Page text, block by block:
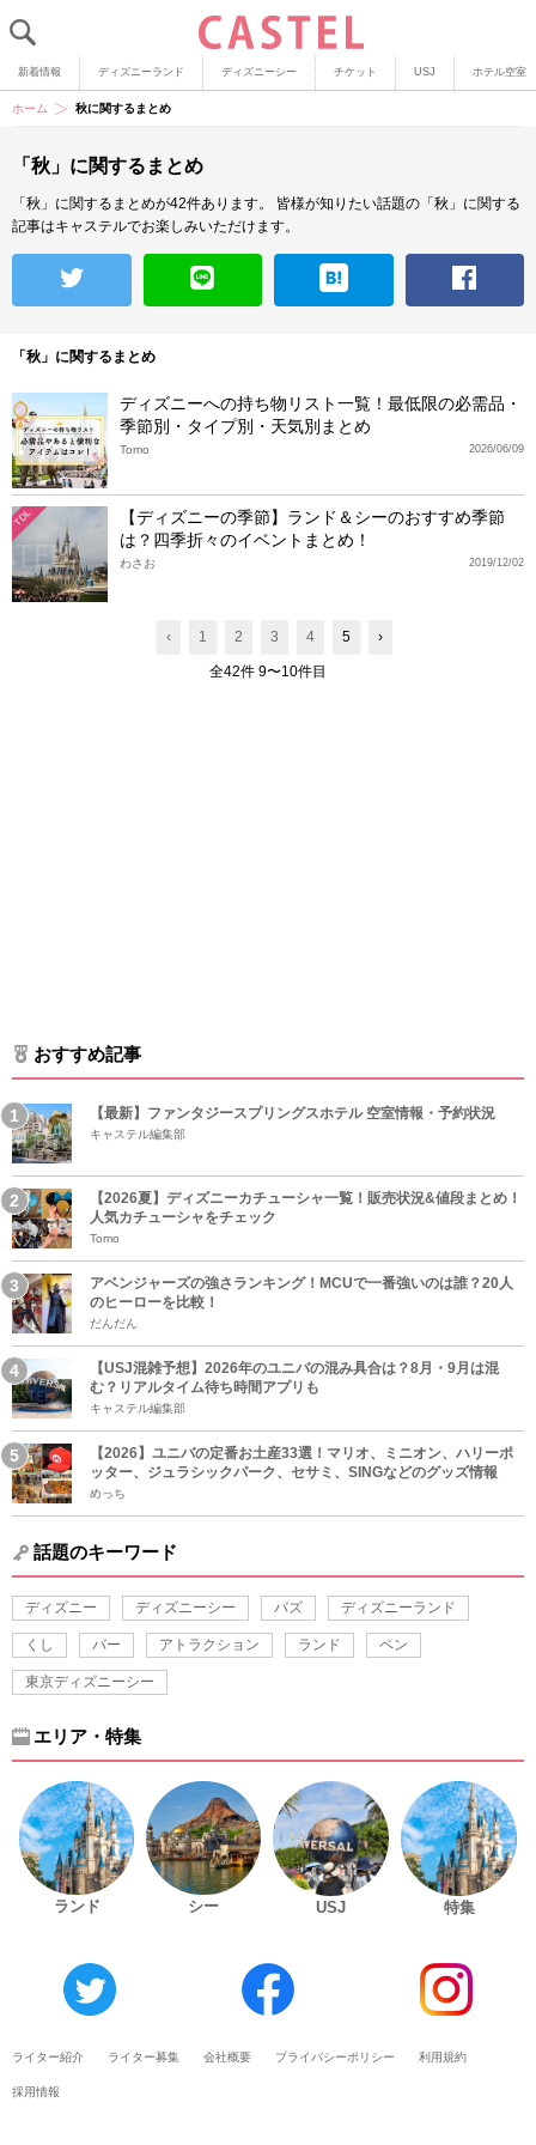
新着情報 ディズニーランド ディズニーシー チケット USJ ホテル空室
ホーム 秋に関するまとめ
「秋」に関するまとめ
「秋」に関するまとめが42件あります。
皆様が知りたい話題の「秋」に関する
記事はキャステルでお楽しみいただけます。
「秋」に関するまとめ
ディズニーへの持ち物リスト一覧！最低限の必需品・
季節別・タイプ別・天気別まとめ
2026/06/09
Tomo
TDL
【ディズニーの季節】ランド＆シーのおすすめ季節
は？四季折々のイベントまとめ！
2019/12/02
わさお
‹ 1 2 3 4 5 ›
全42件 9〜10件目
おすすめ記事
【最新】ファンタジースプリングスホテル 空室情報・予約状況
キャステル編集部
【2026夏】ディズニーカチューシャ一覧！販売状況&値段まとめ！
人気カチューシャをチェック
Tomo
アベンジャーズの強さランキング！MCUで一番強いのは誰？20人
のヒーローを比較！
だんだん
【USJ混雑予想】2026年のユニバの混み具合は？8月・9月は混
む？リアルタイム待ち時間アプリも
キャステル編集部
【2026】ユニバの定番お土産33選！マリオ、ミニオン、ハリーポ
ッター、ジュラシックパーク、セサミ、SINGなどのグッズ情報
めっち
話題のキーワード
ディズニー ディズニーシー バズ ディズニーランド
くし バー アトラクション ランド ペン
東京ディズニーシー
エリア・特集
ランド シー USJ 特集
ライター紹介 ライター募集 会社概要 プライバシーポリシー 利用規約
採用情報